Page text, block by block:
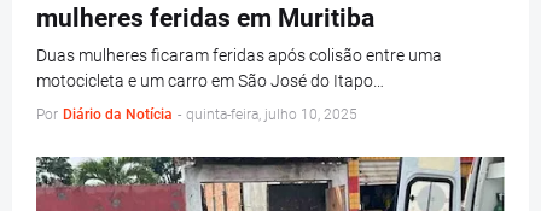
mulheres feridas em Muritiba
Duas mulheres ficaram feridas após colisão entre uma
motocicleta e um carro em São José do Itapo…
Por Diário da Notícia - quinta-feira, julho 10, 2025